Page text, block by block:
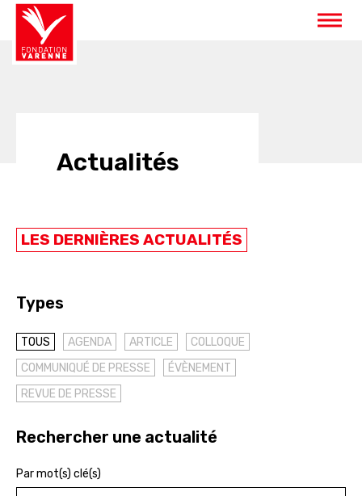
Actualités
LES DERNIÈRES ACTUALITÉS
Types
TOUS AGENDA ARTICLE
COLLOQUE
COMMUNIQUÉ DE PRESSE
ÉVÈNEMENT
REVUE DE PRESSE
Rechercher une actualité
Par mot(s) clé(s)
Panneau de gestion des cookies